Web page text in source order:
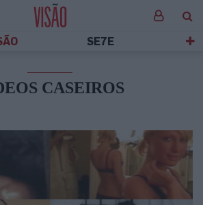
SE7E
CASEIROS